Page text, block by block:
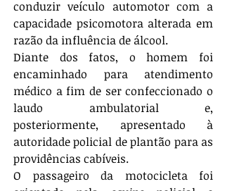
conduzir veículo automotor com a
capacidade psicomotora alterada em
razão da influência de álcool.
Diante dos fatos, o homem foi
encaminhado para atendimento
médico a fim de ser confeccionado o
laudo ambulatorial e,
posteriormente, apresentado à
autoridade policial de plantão para as
providências cabíveis.
O passageiro da motocicleta foi